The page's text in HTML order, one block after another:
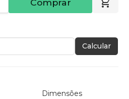
Calcular
Dimensões